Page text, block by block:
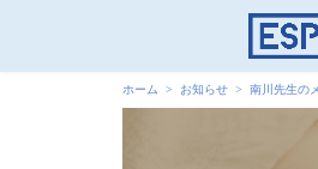
ホーム お知らせ 南川先生の